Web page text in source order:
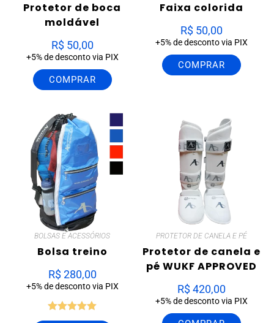
Protetor de boca
moldável
R$50,00
+5% de desconto via PIX
COMPRAR
Faixa colorida
R$ 50,00
+5% de desconto via PIX
COMPRAR
BOLSAS E ACESSÓRIOS
Bolsa treino
R$280,00
+5% de desconto via PIX
Avaliação
PROTETOR DE CANELA E PÉ
Protetor de canela e
pé WUKF APPROVED
R$420,00
+5% de desconto via PIX